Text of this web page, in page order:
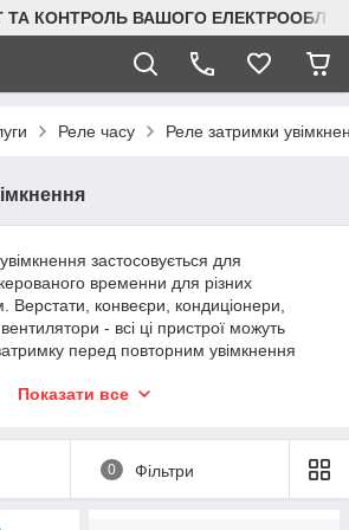
ТА КОНТРОЛЬ ВАШОГО
Реле часу Реле затримки
застосовується для
временни для різних
Верстати, конвеєри, кондиціонери,
- всі ці пристрої можуть
перед повторним увімкнення
часу затримки та способи монтажу
рейка
Показати все
0 Фільтри